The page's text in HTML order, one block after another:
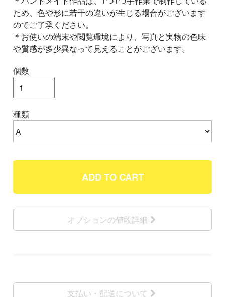
ため、色や形に若干の違いが生じる場合がございます
のでご了承ください。
＊お使いの端末や閲覧環境により、写真と実物の色味
や質感が多少異なって見えることがございます。
個数
種類
ADD TO CART
オプションの値段詳細
支払い・配送について